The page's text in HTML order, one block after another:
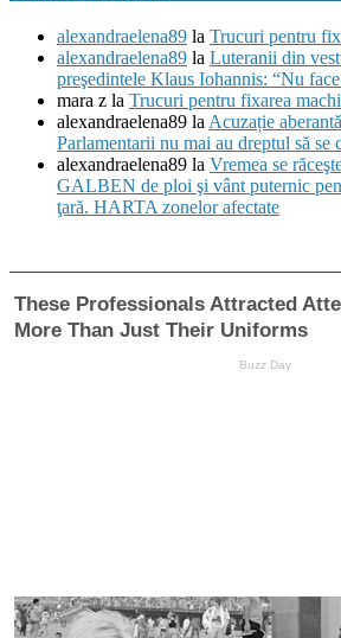
alexandraelena89 la Trucuri pentru
alexandraelena89 la Luteranii din
preşedintele Klaus Iohannis: “Nu
mara z la Trucuri pentru fixarea
alexandraelena89 la Acuzație
Parlamentarii nu mai au dreptul să se
alexandraelena89 la Vremea se
GALBEN de ploi şi vânt puternic
ţară. HARTA zonelor afectate